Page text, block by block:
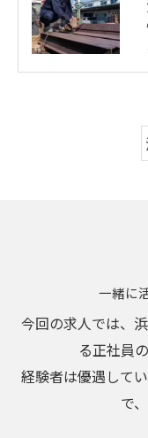
一緒に
今回の求人では、
る正社員
経験者は優遇して
で